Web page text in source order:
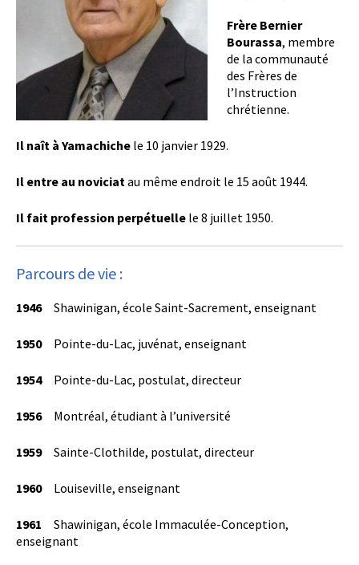
Frère Bernier
Bourassa, membre
de la communauté
des Frères de
l’Instruction
chrétienne.
Il naît à Yamachiche le 10 janvier 1929.
Il entre au noviciatau même endroit le 15 août 1944.
Il fait profession perpétuelle le 8 juillet 1950.
Parcours de vie :
1946Shawinigan, école Saint-Sacrement, enseignant
1950Pointe-du-Lac, juvénat, enseignant
1954Pointe-du-Lac, postulat, directeur
1956Montréal, étudiant à l’université
1959Sainte-Clothilde, postulat, directeur
1960Louiseville, enseignant
1961 Shawinigan, école Immaculée-Conception,
enseignant